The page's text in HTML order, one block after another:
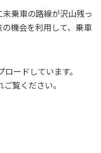
乗車の路線が沢山残っ
機会を利用して、乗車
ードしています。
覧ください。